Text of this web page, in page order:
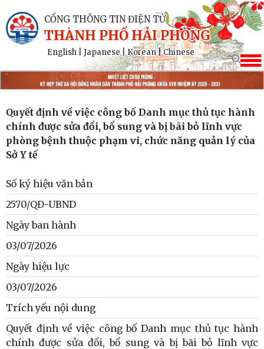
CỔNG THÔNG TIN ĐIỆN TỬ
THÀNH PHỐ HẢI PHÒNG
English Japanese|Korean|Chinese
Quyết định về việc công bố Danh mục thủ tục hành
chính được sửa đổi, bổ sung và bị bãi bỏ lĩnh vực
phòng bệnh thuộc phạm vi, chức năng quản lý của
Sở Y tế
Số ký hiệu văn bản
2570/QĐ-UBND
Ngày ban hành
03/07/2026
Ngày hiệu lực
03/07/2026
Trích yếu nội dung
Quyết định về việc công bố Danh mục thủ tục hành
chính được sửa đổi, bổ sung và bị bãi bỏ lĩnh vực